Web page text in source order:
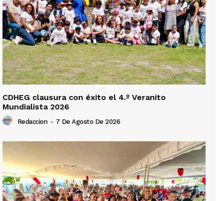
CDHEG clausura con éxito el 4.º Veranito
Mundialista 2026
Redaccion - 7 De Agosto De 2026